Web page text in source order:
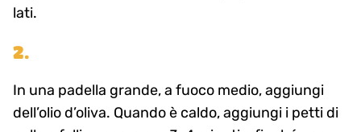
lati.
2.
In una padella grande, a fuoco medio, aggiungi
dell’olio d’oliva. Quando è caldo, aggiungi i petti di